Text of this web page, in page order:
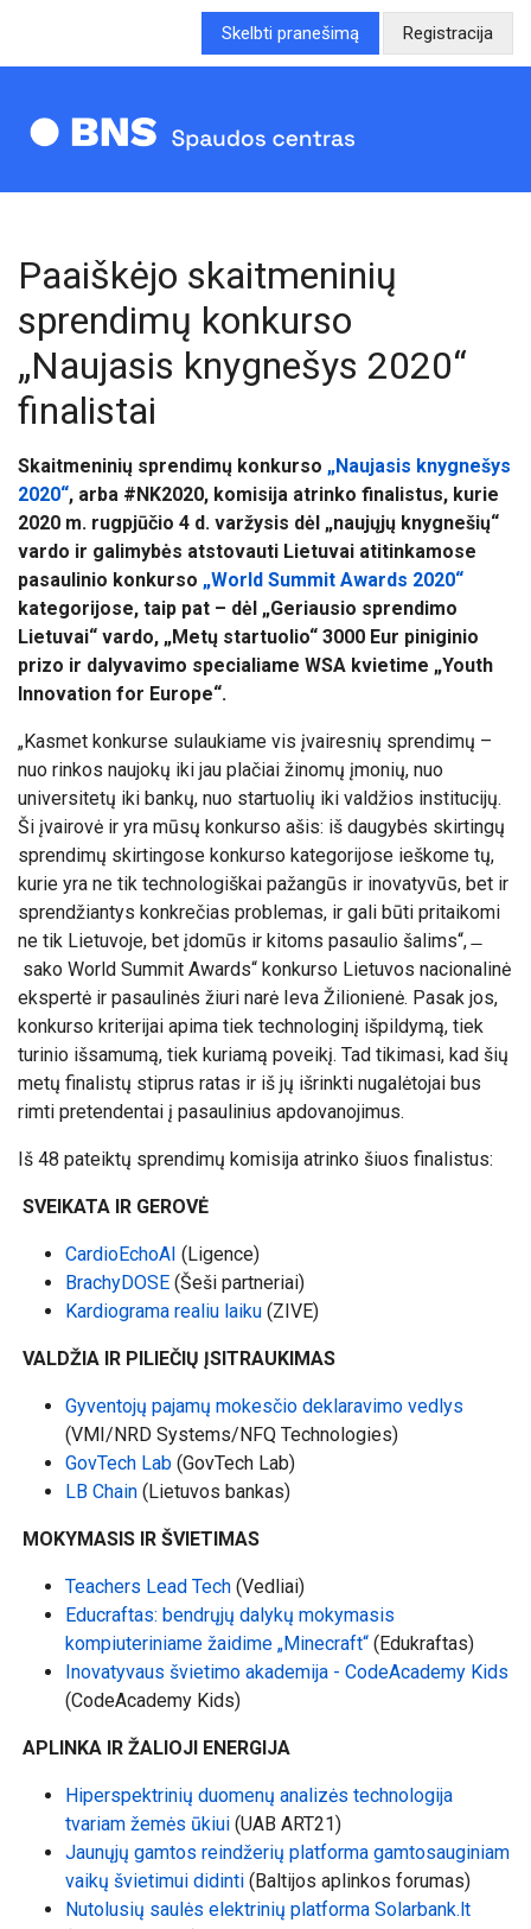
Skelbti pranešimą Registracija
Paaiškėjo skaitmeninių
sprendimų konkurso
„Naujasis knygnešys 2020“
finalistai
Skaitmeninių sprendimų konkurso „Naujasis knygnešys
2020“, arba #NK2020, komisija atrinko finalistus, kurie
2020 m. rugpjūčio 4 d. varžysis dėl „naujųjų knygnešių“
vardo ir galimybės atstovauti Lietuvai atitinkamose
pasaulinio konkurso „World Summit Awards 2020“
kategorijose, taip pat – dėl „Geriausio sprendimo
Lietuvai“ vardo, „Metų startuolio“ 3000 Eur piniginio
prizo ir dalyvavimo specialiame WSA kvietime „Youth
Innovation for Europe“.
„Kasmet konkurse sulaukiame vis įvairesnių sprendimų –
nuo rinkos naujokų iki jau plačiai žinomų įmonių, nuo
universitetų iki bankų, nuo startuolių iki valdžios institucijų.
Ši įvairovė ir yra mūsų konkurso ašis: iš daugybės skirtingų
sprendimų skirtingose konkurso kategorijose ieškome tų,
kurie yra ne tik technologiškai pažangūs ir inovatyvūs, bet ir
sprendžiantys konkrečias problemas, ir gali būti pritaikomi
ne tik Lietuvoje, bet įdomūs ir kitoms pasaulio šalims“, ̶
sako World Summit Awards“ konkurso Lietuvos nacionalinė
ekspertė ir pasaulinės žiuri narė Ieva Žilionienė. Pasak jos,
konkurso kriterijai apima tiek technologinį išpildymą, tiek
turinio išsamumą, tiek kuriamą poveikį. Tad tikimasi, kad šių
metų finalistų stiprus ratas ir iš jų išrinkti nugalėtojai bus
rimti pretendentai į pasaulinius apdovanojimus.
Iš 48 pateiktų sprendimų komisija atrinko šiuos finalistus:
SVEIKATA IR GEROVĖ
CardioEchoAI (Ligence)
BrachyDOSE (Šeši partneriai)
Kardiograma realiu laiku (ZIVE)
VALDŽIA IR PILIEČIŲ ĮSITRAUKIMAS
Gyventojų pajamų mokesčio deklaravimo vedlys
(VMI/NRD Systems/NFQ Technologies)
GovTech Lab (GovTech Lab)
LB Chain (Lietuvos bankas)
MOKYMASIS IR ŠVIETIMAS
Teachers Lead Tech (Vedliai)
Educraftas: bendrųjų dalykų mokymasis
kompiuteriniame žaidime „Minecraft“ (Edukraftas)
Inovatyvaus švietimo akademija - CodeAcademy Kids
(CodeAcademy Kids)
APLINKA IR ŽALIOJI ENERGIJA
Hiperspektrinių duomenų analizės technologija
tvariam žemės ūkiui (UAB ART21)
Jaunųjų gamtos reindžerių platforma gamtosauginiam
vaikų švietimui didinti (Baltijos aplinkos forumas)
Nutolusių saulės elektrinių platforma Solarbank.lt